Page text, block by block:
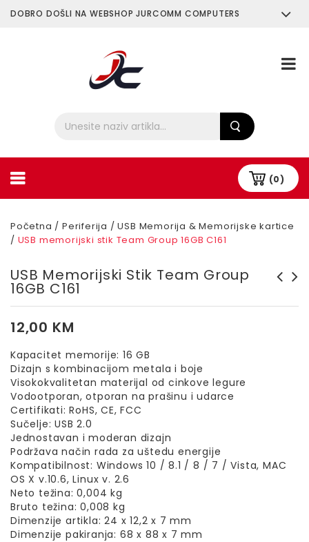
DOBRO DOŠLI NA WEBSHOP JURCOMM COMPUTERS
(0)
Početna /Periferija /USB Memorija & Memorijske kartice
/ USB memorijski stik Team Group 16GB C161
USB Memorijski Stik Team Group
16GB C161
12,00 KM
Kapacitet memorije: 16 GB
Dizajn s kombinacijom metala i boje
Visokokvalitetan materijal od cinkove legure
Vodootporan, otporan na prašinu i udarce
Certifikati: RoHS, CE, FCC
Sučelje: USB 2.0
Jednostavan i moderan dizajn
Podržava način rada za uštedu energije
Kompatibilnost: Windows 10 / 8.1 / 8 / 7 / Vista, MAC
OS X v.10.6, Linux v. 2.6
Neto težina: 0,004 kg
Bruto težina: 0,008 kg
Dimenzije artikla: 24 x 12,2 x 7 mm
Dimenzije pakiranja: 68 x 88 x 7 mm